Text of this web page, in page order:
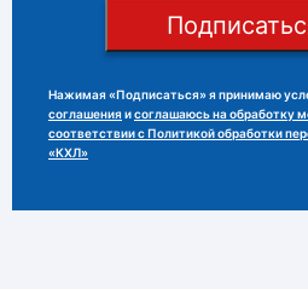
Нажимая «Подписаться» я принимаю
соглашения исоглашаюсь на обработку
соответствии с Политикой обработки
«КХЛ»